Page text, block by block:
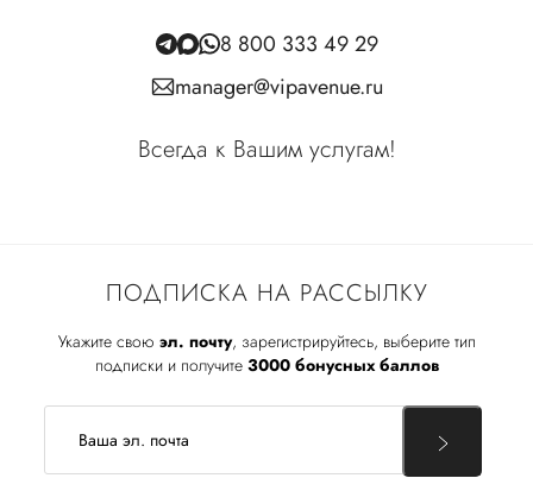
ПОДПИСКА НА РАССЫЛКУ
Укажите свою эл. почту, зарегистрируйтесь, выберите тип
подписки и получите 3000 бонусных баллов
8 800 333 49 29
manager@vipavenue.ru
Всегда к Вашим услугам!